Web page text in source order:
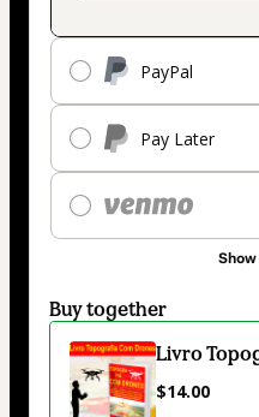
PayPal
Pay Later
Buy together
Livro
$14.00